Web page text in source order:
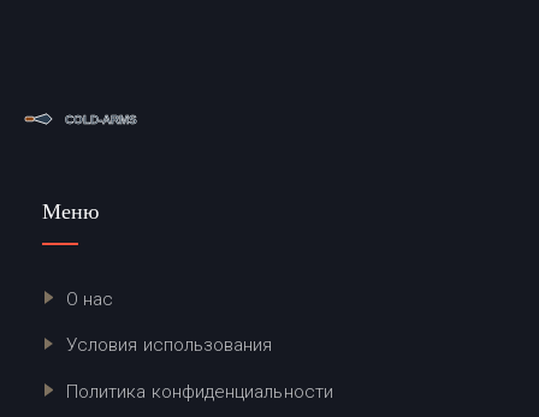
Меню
О нас
Условия использования
Политика конфиденциальности